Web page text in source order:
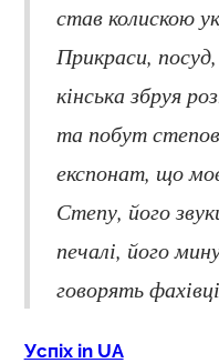
став колискою
Прикраси,
кінська збруя
та побут
експонат, що
Степу, його
печалі, його
говорять
Успіх in UA